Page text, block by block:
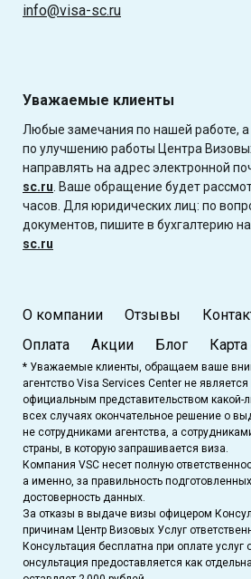
info@visa-sc.ru
Уважаемые клиенты
Любые замечания по нашей работе,
по улучшению работы Центра
направлять на адрес электронной
sc.ru . Ваше обращение будет
часов. Для юридических лиц: по
документов, пишите в бухгалтерию
sc.ru
О компании Отзывы
Оплата
Акции Блог Карта
* Уважаемые клиенты, обращаем ваше
агентство Visa Services Center не
официальным представительством какой-
всех случаях окончательное решение о
не сотрудниками агентства, а
страны, в которую запрашивается виза.
Компания VSC несет полную
а именно, за правильность
достоверность данных.
За отказы в выдаче визы офицером
причинам Центр Визовых Услуг
Консультация бесплатна при оплате
онсультация предоставляется как